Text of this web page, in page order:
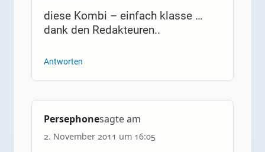
diese Kombi – einfach klasse …
dank den Redakteuren..
Antworten
Persephonesagte am
2. November 2011 um 16:05